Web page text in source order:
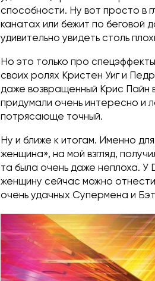
способности. Ну вот просто в
канатах или бежит по беговой
удивительно увидеть столь
Но это только про
своих ролях Кристен Уиг и
даже возвращенный Крис Пайн
придумали очень интересно и
потрясающе точный.
Ну и ближе к итогам. Именно
женщина», на мой взгляд,
та была очень даже неплоха.
женщину сейчас можно
очень удачных Супермена и